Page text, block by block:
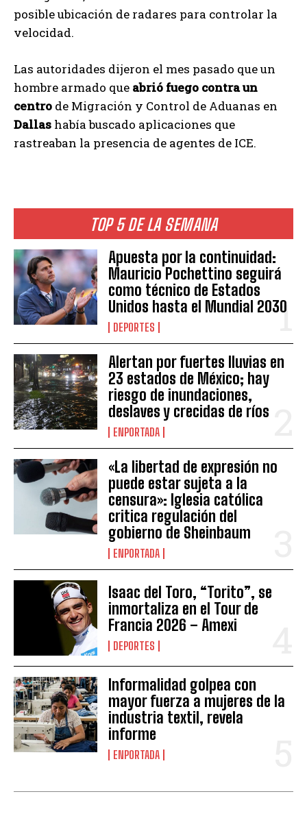
TOP 5 DE LA SEMANA
Apuesta por la continuidad:
Mauricio Pochettino seguirá
como técnico de Estados
Unidos hasta el Mundial 2030
DEPORTES
Alertan por fuertes lluvias en
23 estados de México; hay
riesgo de inundaciones,
deslaves y crecidas de ríos
ENPORTADA
«La libertad de expresión no
puede estar sujeta a la
censura»: Iglesia católica
critica regulación del
gobierno de Sheinbaum
ENPORTADA
Isaac del Toro, “Torito”, se
inmortaliza en el Tour de
Francia 2026 – Amexi
DEPORTES
Informalidad golpea con
mayor fuerza a mujeres de la
industria textil, revela
informe
ENPORTADA
posible ubicación de radares para controlar la
velocidad.
Las autoridades dijeron el mes pasado que un
hombre armado que abrió fuego contra un
centro de Migración y Control de Aduanas en
Dallas había buscado aplicaciones que
rastreaban la presencia de agentes de ICE.